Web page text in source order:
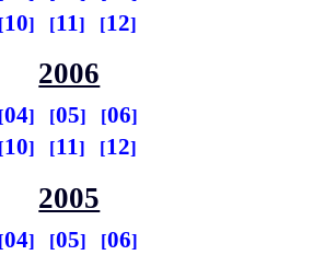
10 11 12
2006
04 05
06
10 11 12
2005
04 05
06